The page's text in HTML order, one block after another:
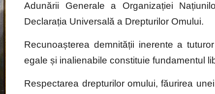
Adunării Generale a Organizației
Declarația Universală a Drepturilor Omului.
Recunoașterea demnității inerente a
egale și inalienabile constituie fundamentul
Respectarea drepturilor omului, făurirea